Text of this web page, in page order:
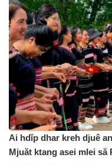
Ai hdĭp dhar kreh djuê
Mjuăt ktang asei mlei să